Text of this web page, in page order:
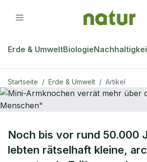
Erde & UmweltBiologie
Startseite / Erde & Umwelt / Artikel
Mini-Armknochen verrät
Noch bis vor rund 50.000
lebten rätselhaft kleine,